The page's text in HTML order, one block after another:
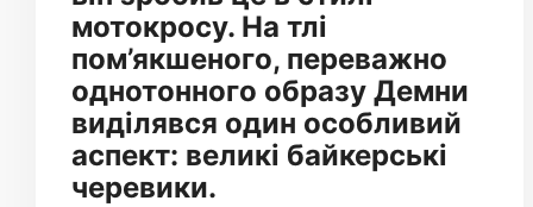
мотокросу. На тлі
пом’якшеного, переважно
однотонного образу Демни
виділявся один особливий
аспект: великі байкерські
черевики.